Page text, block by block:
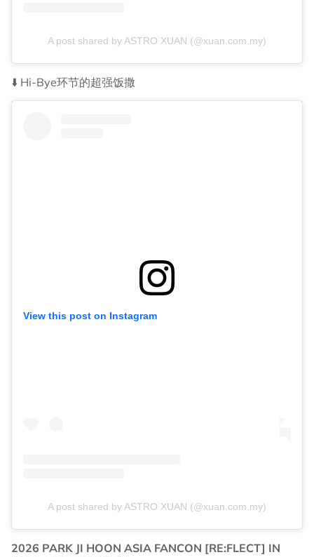
A post shared by ASTRO XUAN (@xuan.com.my)
⬇️ Hi-Bye环节的超强饭撒
View this post on Instagram
A post shared by ASTRO XUAN (@xuan.com.my)
2026 PARK JI HOON ASIA FANCON [RE:FLECT] IN